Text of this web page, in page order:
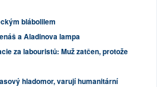
blábolilem
a Aladinova lampa
za labouristů: Muž zatčen, protože
hladomor, varují humanitární